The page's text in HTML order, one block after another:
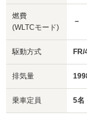
燃費
(WLTCモード)
－
駆動方式 FR/
排気量
乗車定員 5名